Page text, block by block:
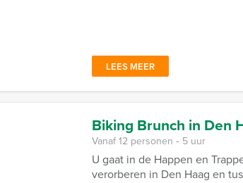
LEES MEER
Biking Brunch in Den
Vanaf 12 personen ‐ 5 uur
U gaat in de Happen en
verorberen in Den Haag en